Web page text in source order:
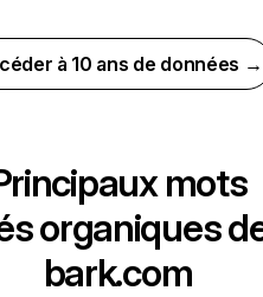
à 10 ans de données →
mots
organiques
bark.com